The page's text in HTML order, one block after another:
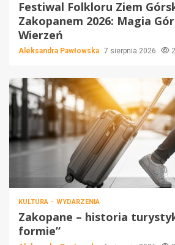
Festiwal Folkloru Ziem
Zakopanem 2026: Magia
Wierzeń
Aleksandra Pawłowska 7 sierpnia 2026
KULTURA WYDARZENIA
Zakopane – historia
formie”